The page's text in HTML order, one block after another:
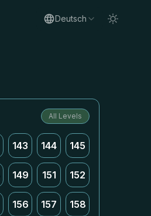
Deutsch
All Levels
143 144 145
149 151 152
156 157 158